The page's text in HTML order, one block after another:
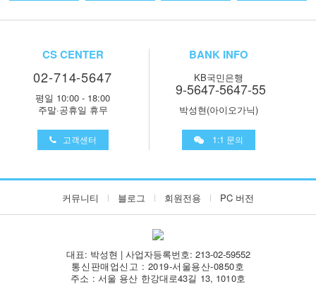
CS CENTER
02-714-5647
평일 10:00 - 18:00
주말·공휴일 휴무
고객센터
BANK INFO
KB국민은행
9-5647-5647-55
박성현(아이오가닉)
1:1 문의
커뮤니티 블로그 회원전용 PC 버전
대표: 박성현 | 사업자등록번호: 213-02-59552
통신판매업신고 : 2019-서울용산-0850호
주소 : 서울 용산 한강대로43길 13, 1010호